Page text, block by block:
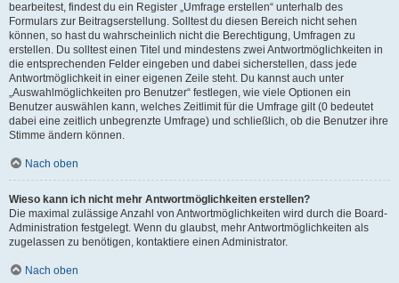
bearbeitest, findest du ein Register „Umfrage erstellen“ unterhalb des
Formulars zur Beitragserstellung. Solltest du diesen Bereich nicht sehen
können, so hast du wahrscheinlich nicht die Berechtigung, Umfragen zu
erstellen. Du solltest einen Titel und mindestens zwei Antwortmöglichkeiten in
die entsprechenden Felder eingeben und dabei sicherstellen, dass jede
Antwortmöglichkeit in einer eigenen Zeile steht. Du kannst auch unter
„Auswahlmöglichkeiten pro Benutzer“ festlegen, wie viele Optionen ein
Benutzer auswählen kann, welches Zeitlimit für die Umfrage gilt (0 bedeutet
dabei eine zeitlich unbegrenzte Umfrage) und schließlich, ob die Benutzer ihre
Stimme ändern können.
Nach oben
Wieso kann ich nicht mehr Antwortmöglichkeiten erstellen?
Die maximal zulässige Anzahl von Antwortmöglichkeiten wird durch die Board-
Administration festgelegt. Wenn du glaubst, mehr Antwortmöglichkeiten als
zugelassen zu benötigen, kontaktiere einen Administrator.
Nach oben